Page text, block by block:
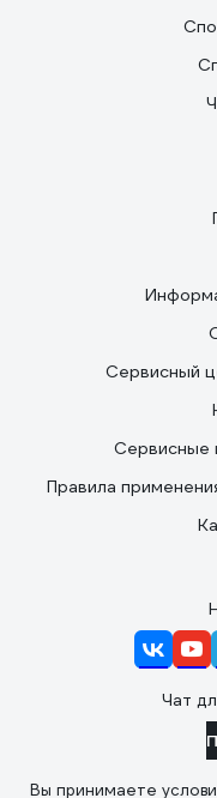
Сервисный
Сервисные
Правила
Чат
Вы принимаете